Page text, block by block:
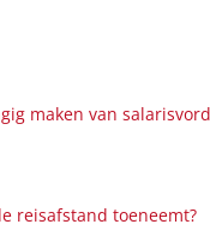
maken van
reisafstand toeneemt?